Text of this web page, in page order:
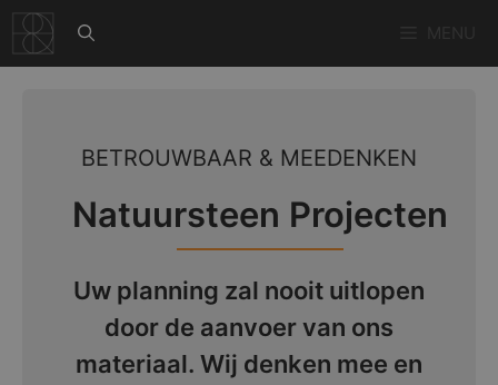
naar
de
BETROUWBAAR & MEEDENKEN
Natuursteen Projecten
Uw planning zal nooit uitlopen
door de aanvoer van ons
materiaal. Wij denken mee en